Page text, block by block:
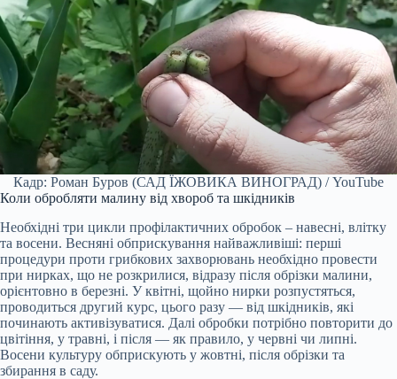
Кадр: Роман Буров (САД ЇЖОВИКА ВИНОГРАД) / YouTube
Коли обробляти малину від хвороб та шкідників
Необхідні три цикли профілактичних обробок – навесні, влітку
та восени. Весняні обприскування найважливіші: перші
процедури проти грибкових захворювань необхідно провести
при нирках, що не розкрилися, відразу після обрізки малини,
орієнтовно в березні. У квітні, щойно нирки розпустяться,
проводиться другий курс, цього разу — від шкідників, які
починають активізуватися. Далі обробки потрібно повторити до
цвітіння, у травні, і після — як правило, у червні чи липні.
Восени культуру обприскують у жовтні, після обрізки та
збирання в саду.